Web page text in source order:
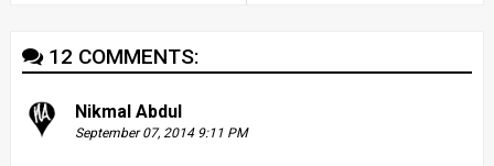
12 COMMENTS:
Nikmal Abdul
September 07, 2014 9:11 PM